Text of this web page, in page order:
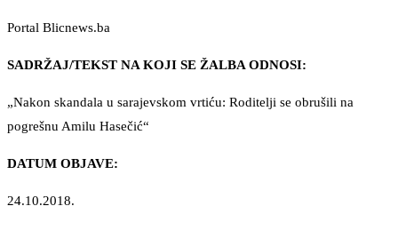
Portal Blicnews.ba
SADRŽAJ/TEKST NA KOJI SE ŽALBA ODNOSI:
„Nakon skandala u sarajevskom vrtiću: Roditelji se obrušili na
pogrešnu Amilu Hasečić“
DATUM OBJAVE:
24.10.2018.